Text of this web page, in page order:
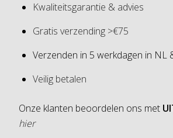
Kwaliteitsgarantie & advies
Gratis verzending >€75
Verzenden in 5 werkdagen in NL
Veilig betalen
Onze klanten beoordelen ons met
hier